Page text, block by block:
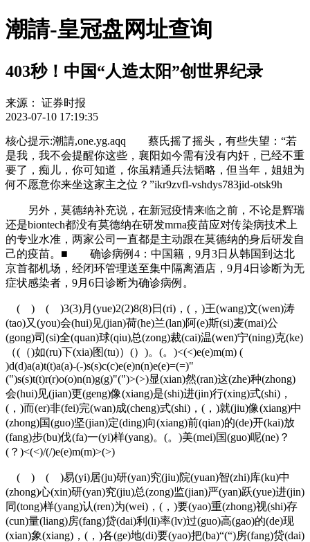
潮請-皇冠盘网址查询
403秒！中国“人造太阳”创世界纪录
来源：
证券时报
2023-07-10 17:19:35
核心提示:潮請,one.yg.aqq 蔡氏摇了摇头，有些失望：“若
是我，我不会提醒你这些，襄阳如今需有没有内奸，已经不重
要了，痴儿，你可知道，你虽精通兵法韬略，但当年，姐姐为
何不愿意你来坐这家主之位？”ikr9zvfl-vshdys783jid-otsk9h
另外，莫德纳补充说，在新冠疫情来临之前，不论是辉瑞
还是biontech都没有莫德纳在研发mrna疫苗应对传染病技术上
的专业水准，两家公司一直都是主动跟在莫德纳的身后研发自
己的疫苗。■ 确诊病例4：中国籍，9月3日从韩国到达北
京首都机场，经闭环管理送至集中隔离酒店，9月4日诊断为无
症状感染者，9月6日诊断为确诊病例。
( ) ( )3(3)月(yue)2(2)8(8)日(ri)，(，)王(wang)文(wen)涛
(tao)又(you)会(hui)见(jian)荷(he)兰(lan)阿(e)斯(si)麦(mai)公
(gong)司(si)全(quan)球(qiu)总(zong)裁(cai)温(wen)宁(ning)克(ke)
（(（)如(ru)下(xia)图(tu)）(）)。(。)<(<)e(e)m(m) (
)d(d)a(a)t(t)a(a)-(-)s(s)c(c)e(e)n(n)e(e)=(=)"
(")s(s)t(t)r(r)o(o)n(n)g(g)"(")>(>)显(xian)然(ran)这(zhe)种(zhong)
会(hui)见(jian)更(geng)像(xiang)是(shi)进(jin)行(xing)式(shi)，
(，)而(er)非(fei)完(wan)成(cheng)式(shi)，(，)就(jiu)像(xiang)中
(zhong)国(guo)坚(jian)定(ding)向(xiang)前(qian)的(de)开(kai)放
(fang)步(bu)伐(fa)一(yi)样(yang)。(。)美(mei)国(guo)呢(ne)？
(？)<(<)/(/)e(e)m(m)>(>)
( ) ( )易(yi)居(ju)研(yan)究(jiu)院(yuan)智(zhi)库(ku)中
(zhong)心(xin)研(yan)究(jiu)总(zong)监(jian)严(yan)跃(yue)进(jin)
同(tong)样(yang)认(ren)为(wei)，(，)要(yao)重(zhong)视(shi)存
(cun)量(liang)房(fang)贷(dai)利(li)率(lv)过(guo)高(gao)的(de)现
(xian)象(xiang)，(，)各(ge)地(di)要(yao)把(ba)“(“)房(fang)贷(dai)